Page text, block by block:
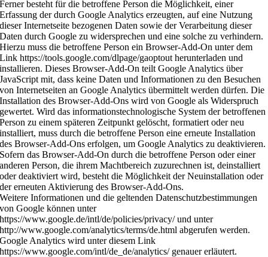
Ferner besteht für die betroffene Person die Möglichkeit, einer
Erfassung der durch Google Analytics erzeugten, auf eine Nutzung
dieser Internetseite bezogenen Daten sowie der Verarbeitung dieser
Daten durch Google zu widersprechen und eine solche zu verhindern.
Hierzu muss die betroffene Person ein Browser-Add-On unter dem
Link https://tools.google.com/dlpage/gaoptout herunterladen und
installieren. Dieses Browser-Add-On teilt Google Analytics über
JavaScript mit, dass keine Daten und Informationen zu den Besuchen
von Internetseiten an Google Analytics übermittelt werden dürfen. Die
Installation des Browser-Add-Ons wird von Google als Widerspruch
gewertet. Wird das informationstechnologische System der betroffenen
Person zu einem späteren Zeitpunkt gelöscht, formatiert oder neu
installiert, muss durch die betroffene Person eine erneute Installation
des Browser-Add-Ons erfolgen, um Google Analytics zu deaktivieren.
Sofern das Browser-Add-On durch die betroffene Person oder einer
anderen Person, die ihrem Machtbereich zuzurechnen ist, deinstalliert
oder deaktiviert wird, besteht die Möglichkeit der Neuinstallation oder
der erneuten Aktivierung des Browser-Add-Ons.
Weitere Informationen und die geltenden Datenschutzbestimmungen
von Google können unter
https://www.google.de/intl/de/policies/privacy/ und unter
http://www.google.com/analytics/terms/de.html abgerufen werden.
Google Analytics wird unter diesem Link
https://www.google.com/intl/de_de/analytics/ genauer erläutert.